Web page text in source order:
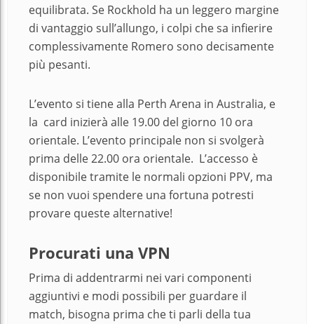
equilibrata. Se Rockhold ha un leggero margine
di vantaggio sull’allungo, i colpi che sa infierire
complessivamente Romero sono decisamente
più pesanti.
L’evento si tiene alla Perth Arena in Australia, e
la card inizierà alle 19.00 del giorno 10 ora
orientale. L’evento principale non si svolgerà
prima delle 22.00 ora orientale. L’accesso è
disponibile tramite le normali opzioni PPV, ma
se non vuoi spendere una fortuna potresti
provare queste alternative!
Procurati una VPN
Prima di addentrarmi nei vari componenti
aggiuntivi e modi possibili per guardare il
match, bisogna prima che ti parli della tua